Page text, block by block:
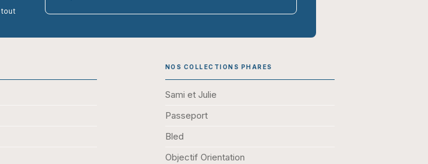
tout
NOS COLLECTIONS PHARES
Sami et Julie
Passeport
Bled
Objectif Orientation